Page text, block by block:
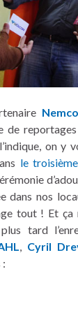
de
on y
le
dans nos
tout ! Et ça
tard
, Cyril